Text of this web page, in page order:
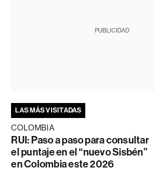
PUBLICIDAD
LAS MÁS VISITADAS
COLOMBIA
RUI: Paso a paso para consultar
el puntaje en el “nuevo Sisbén”
en Colombia este 2026